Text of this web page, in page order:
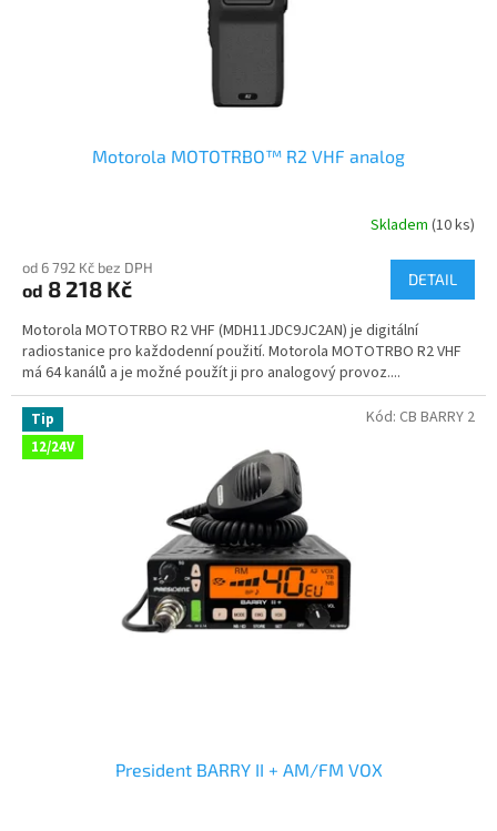
Motorola MOTOTRBO™ R2 VHF analog
Skladem (10 ks)
od 6 792 Kč bez DPH
od 8 218 Kč DETAIL
Motorola MOTOTRBO R2 VHF (MDH11JDC9JC2AN) je digitální
radiostanice pro každodenní použití. Motorola MOTOTRBO R2 VHF
má 64 kanálů a je možné použít ji pro analogový provoz....
Tip
12/24V
President BARRY II + AM/FM VOX
Kód: CB BARRY 2